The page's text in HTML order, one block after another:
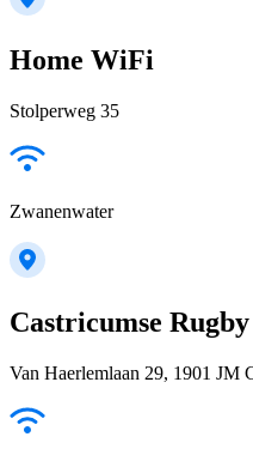
Home WiFi
Stolperweg 35
Zwanenwater
Castricumse
Van Haerlemlaan 29, 1901 JM